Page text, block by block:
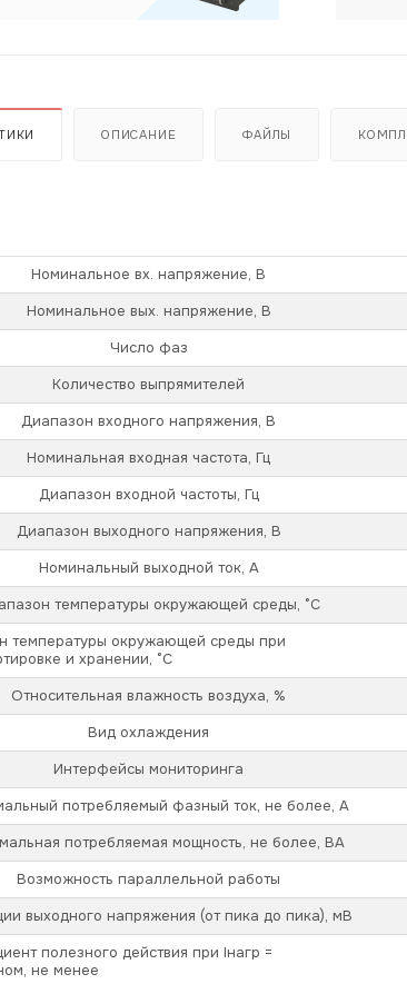
ОПИСАНИЕ ФАЙЛЫ
Номинальное вх. напряжение, В
Номинальное вых. напряжение, В
Число фаз
Количество выпрямителей
Диапазон входного напряжения, В
Номинальная входная частота, Гц
Диапазон входной частоты, Гц
Диапазон выходного напряжения, В
Номинальный выходной ток, А
температуры окружающей среды, °С
температуры окружающей среды при
и хранении, °С
Относительная влажность воздуха, %
Вид охлаждения
Интерфейсы мониторинга
потребляемый фазный ток, не более, А
потребляемая мощность, не более, ВА
Возможность параллельной работы
выходного напряжения (от пика до пика), мВ
полезного действия при Iнагр =
не менее